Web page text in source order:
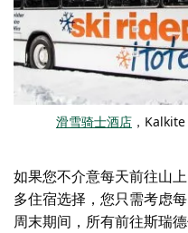
滑雪骑士酒店 ，
如果您不介意每天前往山
多住宿选择，您只需考虑
周末期间，所有前往斯瑞